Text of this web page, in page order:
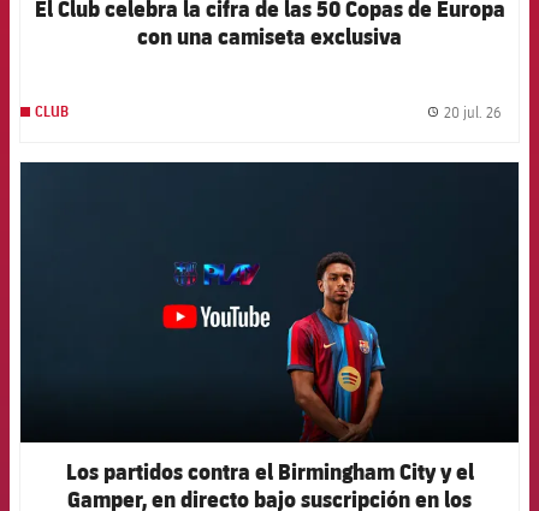
El Club celebra la cifra de las 50 Copas de Europa
con una camiseta exclusiva
CLUB 20 jul. 26
Los partidos contra el Birmingham City y el
Gamper, en directo bajo suscripción en los